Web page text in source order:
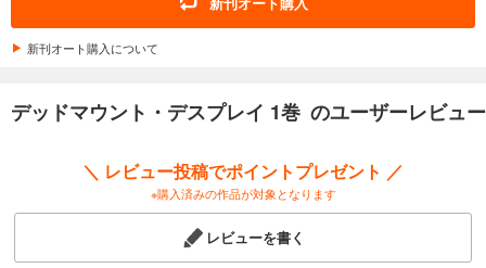
デッドマウント・デスプレイ 13巻
試し読み
あらすじを表示する
新刊オート購入について
デッドマウント・デスプレイ 1巻 のユーザーレビュー
＼ レビュー投稿でポイントプレゼント ／
※購入済みの作品が対象となります
レビューを書く